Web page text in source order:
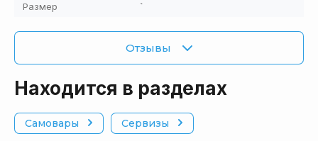
Размер `
Отзывы
Находится в разделах
Самовары Сервизы